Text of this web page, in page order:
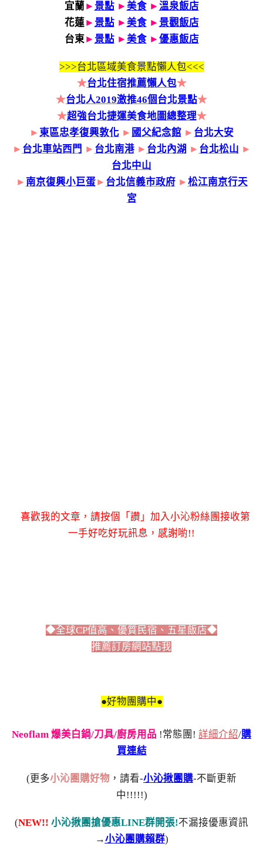
宜蘭 ► 景點 ► 美食► 溫泉飯店
花蓮► 景點 ► 美食► 景觀飯店
台東► 景點 ► 美食► 優惠飯店
>>>台北區域美食景點懶人包<<<
★台北住宿推薦懶人包★
★台北人2019激推46個台北景點★
★超強台北捷運美食地圖總整理★
► 東區忠孝復興敦化 ► 國父紀念館 ► 台北大安
► 台北車站西門 ► 台北南港 ► 台北內湖 ► 台北松山 ►
台北中山
► 南京復興小巨蛋► 台北信義市政府► 松江南京行天
宮
喜歡我的文章，請按個「讚」加入小沁粉絲團接收第
一手好吃好玩訊息，感謝喲!!
◆全球CP值高、優質民宿、五星飯店◆
推薦訂房網站點我
●好物團購中●
Neoflam 爆美白鍋/刀具/廚房用品 !常態團! 詳細介紹/購
買連結
(更多小沁團購好物 ，請看-小沁揪團購-不斷更新
中!!!!!)
(NEW!! 小沁揪團搶優惠LINE群開張!不漏接優惠資訊
→小沁團購賴群)